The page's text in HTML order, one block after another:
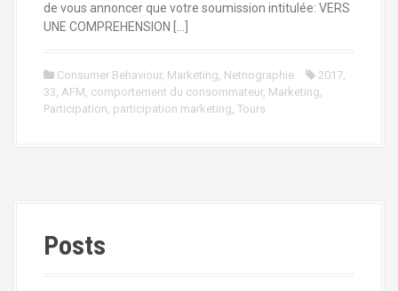
de vous annoncer que votre soumission intitulée: VERS
UNE COMPREHENSION […]
Consumer Behaviour, Marketing, Netnographie 2017,
33, AFM, comportement du consommateur, Marketing,
Participation, participation marketing, Tours
Posts